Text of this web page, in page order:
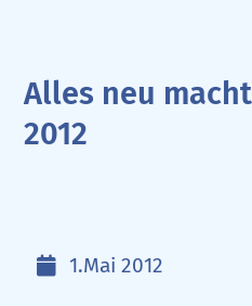
Alles neu
2012
1.Mai 2012